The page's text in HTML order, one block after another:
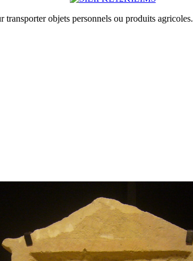
transporter objets personnels ou produits agricoles.